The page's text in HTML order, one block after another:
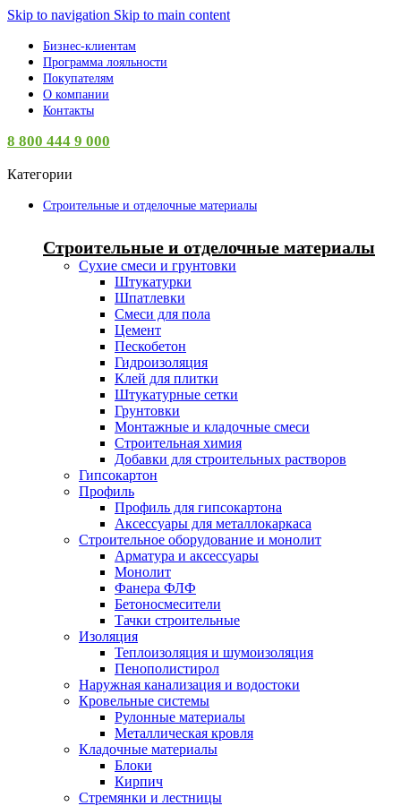
Skip to navigation Skip to main content
Бизнес-клиентам
Программа лояльности
Покупателям
О компании
Контакты
8 800 444 9 000
Категории
Строительные и отделочные материалы
Строительные и отделочные материалы
Сухие смеси и грунтовки
Штукатурки
Шпатлевки
Смеси для пола
Цемент
Пескобетон
Гидроизоляция
Клей для плитки
Штукатурные сетки
Грунтовки
Монтажные и кладочные смеси
Строительная химия
Добавки для строительных растворов
Гипсокартон
Профиль
Профиль для гипсокартона
Аксессуары для металлокаркаса
Строительное оборудование и монолит
Арматура и аксессуары
Монолит
Фанера ФЛФ
Бетоносмесители
Тачки строительные
Изоляция
Теплоизоляция и шумоизоляция
Пенополистирол
Наружная канализация и водостоки
Кровельные системы
Рулонные материалы
Металлическая кровля
Кладочные материалы
Блоки
Кирпич
Стремянки и лестницы